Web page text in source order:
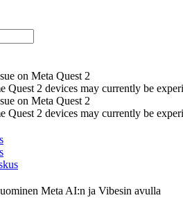
on Meta Quest 2
Quest 2 devices may currently be
on Meta Quest 2
Quest 2 devices may currently be
Meta AI:n ja Vibesin avulla